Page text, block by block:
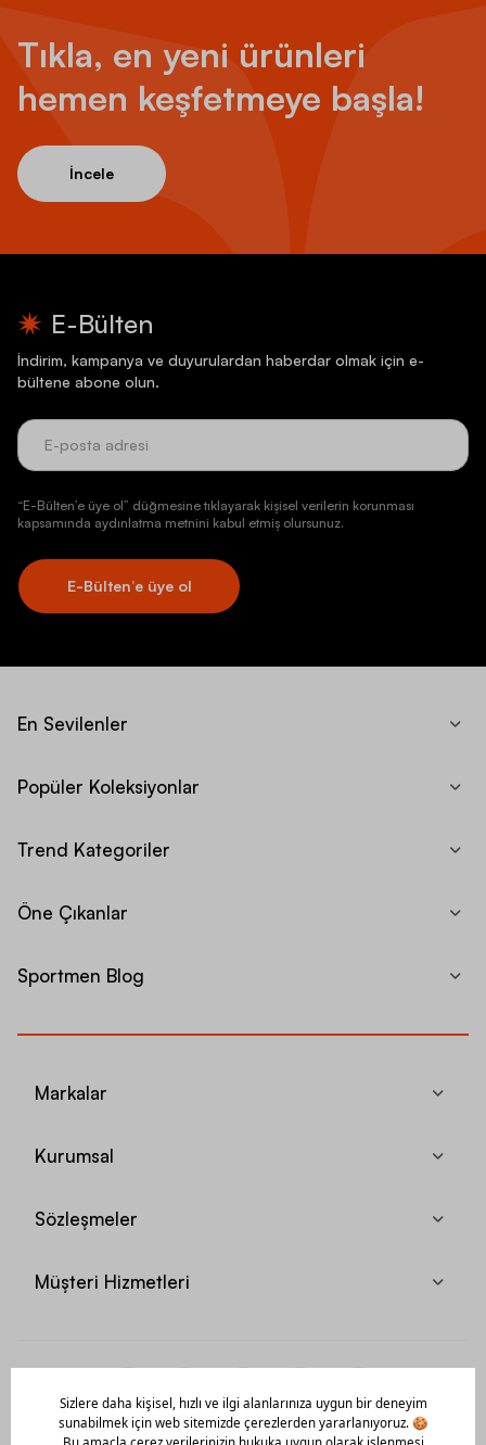
Tıkla, en yeni ürünleri
hemen keşfetmeye başla!
İncele
E-Bülten
İndirim, kampanya ve duyurulardan haberdar olmak için e-
bültene abone olun.
“E-Bülten’e üye ol” düğmesine tıklayarak kişisel verilerin korunması
kapsamında aydınlatma metnini kabul etmiş olursunuz.
E-Bülten’e üye ol
En Sevilenler
Popüler Koleksiyonlar
Trend Kategoriler
Öne Çıkanlar
Sportmen Blog
Markalar
Kurumsal
Sözleşmeler
Müşteri Hizmetleri